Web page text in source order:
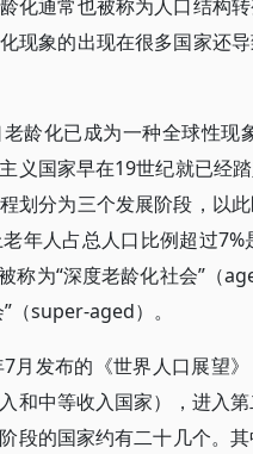
化通常也被称为人口结构
现象的出现在很多国家还
龄化已成为一种全球性
义国家早在19世纪就已经
划分为三个发展阶段，以
年人占总人口比例超过
称为“深度老龄化社会”（
（super-aged）。
月发布的《世界人口展望
和中等收入国家），进入
段的国家约有二十几个。